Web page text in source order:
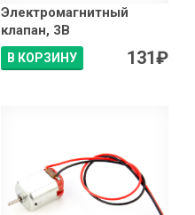
Электромагнитный
клапан, 3В
В КОРЗИНУ 131₽